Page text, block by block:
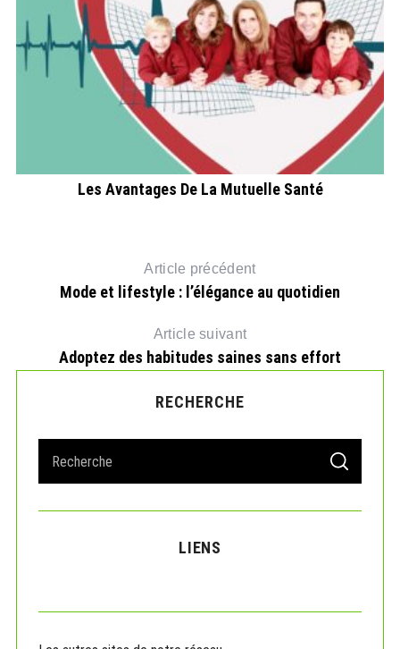
Les Avantages De La Mutuelle Santé
Article précédent
Mode et lifestyle : l’élégance au quotidien
Article suivant
Adoptez des habitudes saines sans effort
RECHERCHE
a
r
r
S
A
C
LIENS